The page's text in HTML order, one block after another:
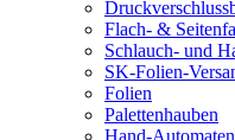
Flach- &
Schlauch- und
SK-Folien-
Folien
Palettenhauben